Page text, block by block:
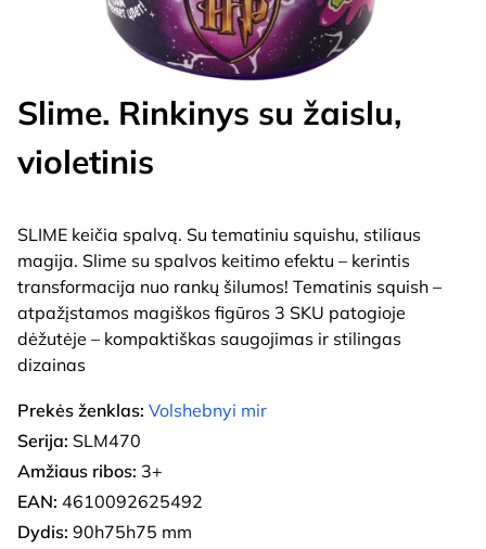
Slime. Rinkinys su žaislu,
violetinis
SLIME keičia spalvą. Su tematiniu squishu, stiliaus
magija. Slime su spalvos keitimo efektu – kerintis
transformacija nuo rankų šilumos! Tematinis squish –
atpažįstamos magiškos figūros 3 SKU patogioje
dėžutėje – kompaktiškas saugojimas ir stilingas
dizainas
Prekės ženklas: Volshebnyi mir
Serija: SLM470
Amžiaus ribos: 3+
EAN: 4610092625492
Dydis: 90h75h75 mm